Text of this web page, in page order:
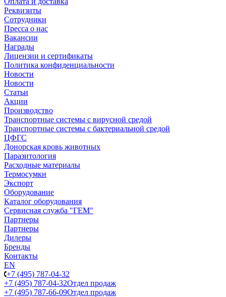
Реквизиты
Сотрудники
Пресса о нас
Вакансии
Награды
Лицензии и сертификаты
Политика конфиденциальности
Новости
Новости
Статьи
Акции
Производство
Транспортные системы с вирусной средой
Транспортные системы с бактериальной средой
ЦФГС
Донорская кровь животных
Паразитология
Расходные материалы
Термосумки
Экспорт
Оборудование
Каталог оборудования
Сервисная служба "ГЕМ"
Партнеры
Партнеры
Дилеры
Бренды
Контакты
EN
+7 (495) 787-04-32
+7 (495) 787-04-32Отдел продаж
+7 (495) 787-66-09Отдел продаж